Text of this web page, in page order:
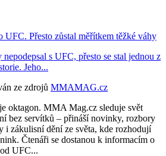
UFC. Přesto zůstal měřítkem těžké váhy
s UFC, přesto se stal jednou z
Jeho...
ze zdrojů MMAMAG.cz
oktagon. MMA Mag.cz sleduje svět
bez servítků – přináší novinky, rozbory
i zákulisní dění ze světa, kde rozhodují
Čtenáři se dostanou k informacím o
UFC...